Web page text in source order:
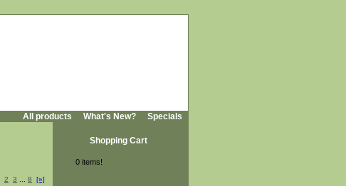
All products What's New? Specials
2 3 8 [»]
Shopping Cart
0 items!